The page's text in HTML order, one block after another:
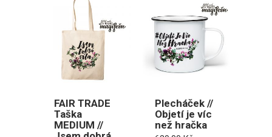
FAIR TRADE
Taška
MEDIUM //
Plecháček //
Objetí je víc
než hračka